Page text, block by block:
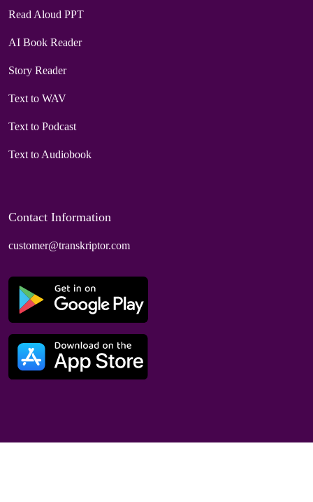
Read Aloud PPT
AI Book Reader
Story Reader
Text to WAV
Text to Podcast
Text to Audiobook
Contact Information
customer@transkriptor.com